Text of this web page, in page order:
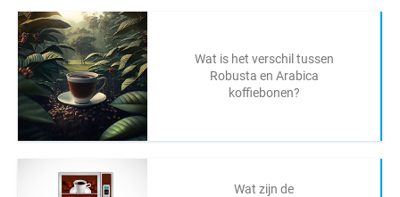
Wat is het verschil tussen
Robusta en Arabica
koffiebonen?
Wat zijn de